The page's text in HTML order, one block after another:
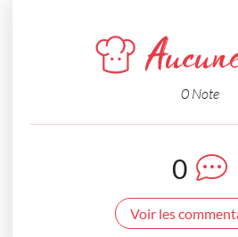
0 Note
0
Voir les